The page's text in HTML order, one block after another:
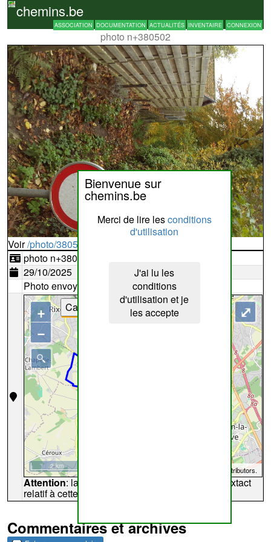
chemins.be
ASSOCIATION DOCUMENTATION ACTUALITÉS INVENTAIRE CONNEXION
photo n+380502
Bienvenue sur
chemins.be
Merci de lire lesconditions
d'utilisation
J'ai lu les
conditions
d'utilisation et je
les accepte
Voir/photo/380502?typ=d
photo n+380502
29/10/2025
Photo envoyée par
Lemon
contributors.
2 km
+
−
⤢
Cartes
Attention: la carte peut ne pas refléter l'endroit extact
relatif à cette archive
Commentaires et archives